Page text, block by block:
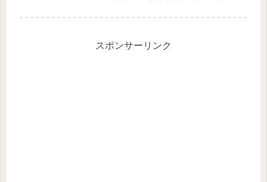
スポンサーリンク